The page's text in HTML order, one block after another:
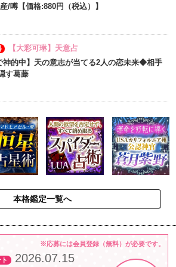
/噂【価格:880円（税込）】
【大彩可琳】天意占
神的中】天の意志が当てる2人の恋未来◆相手
す葛藤
本格鑑定一覧へ
※応募には会員登録（無料）が必要です。
2026.07.15